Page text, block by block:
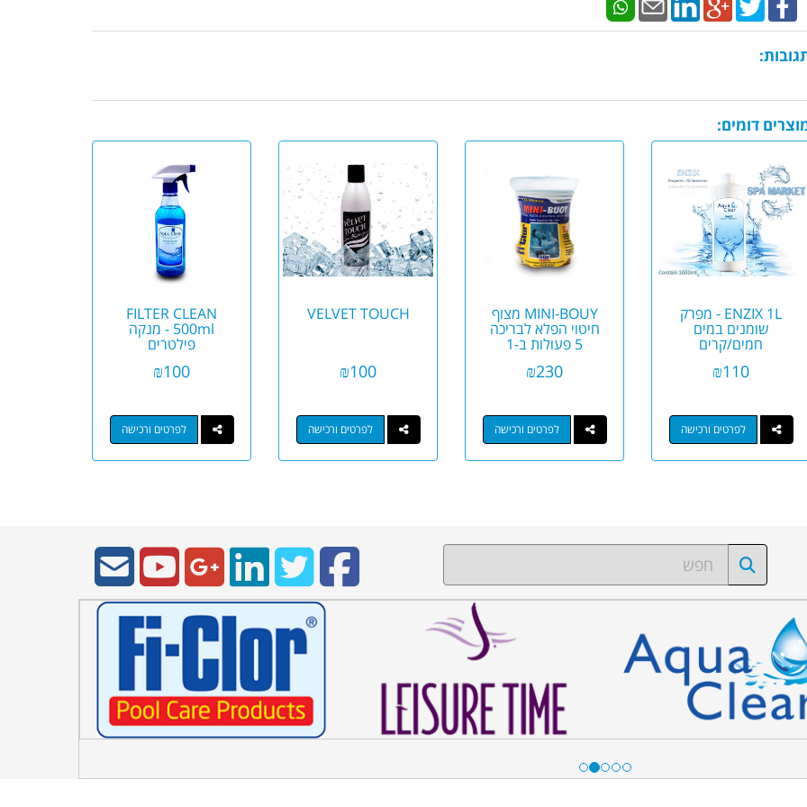
דומים:
ENZIX 1L - מפרק
שומנים במים
חמים/קרים
₪110
לפרטים ורכישה
MINI-BOUY מצוף
חיטוי הפלא לבריכה
5 פעולות ב-1
מנקה, שוק ועוד)
₪230
לפרטים ורכישה
VELVET TOUCH
₪100
לפרטים ורכישה
FILTER CLEAN
500ml - מנקה
פילטרים
₪100
לפרטים ורכישה